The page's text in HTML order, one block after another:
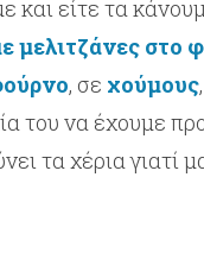
είτε τα
μελιτζάνες στο
, σε χούμους
του να έχουμε
τα χέρια γιατί